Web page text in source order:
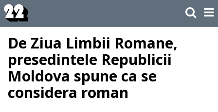
De Ziua Limbii Romane,
presedintele Republicii
Moldova spune ca se
considera roman